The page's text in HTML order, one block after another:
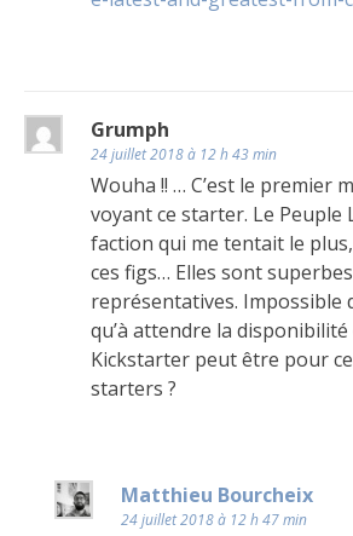
Grumph
24 juillet 2018 à 12 h 43 min
Wouha !! … C’est le premier
voyant ce starter. Le Peuple
faction qui me tentait le
ces figs… Elles sont
représentatives. Impossible
qu’à attendre la disponibilité
Kickstarter peut être pour
starters ?
Matthieu Bourcheix
24 juillet 2018 à 12 h 47 min